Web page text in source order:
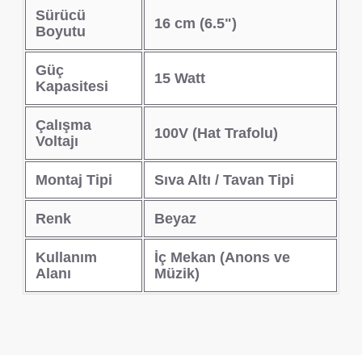
Sürücü
Boyutu
16 cm (6.5")
Güç
Kapasitesi
15 Watt
Çalışma
Voltajı
100V (Hat Trafolu)
Montaj Tipi Sıva Altı / Tavan Tipi
Renk Beyaz
Kullanım
Alanı
İç Mekan (Anons ve
Müzik)